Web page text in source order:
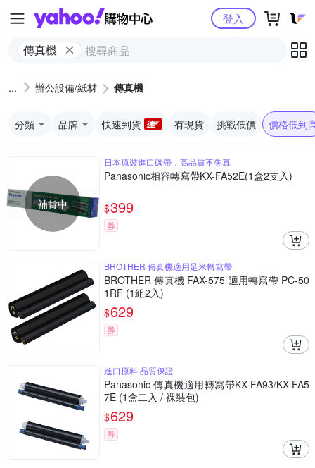
Yahoo購物中心
傳真機
登入
辦公設備/紙材 傳真機
分類 品牌 快速到貨 有現貨 挑戰低價 價格低到
補貨中
日本原裝進口碳帶，高品質不失真
Panasonic相容轉寫帶KX-FA52E(1盒2支入)
$399
券
BROTHER 傳真機適用足米轉寫帶
BROTHER 傳真機 FAX-575 適用轉寫帶 PC-50
1RF (1組2入)
$629
券
進口原料 品質保證
Panasonic 傳真機適用轉寫帶KX-FA93/KX-FA5
7E (1盒二入 / 裸裝包)
$629
券